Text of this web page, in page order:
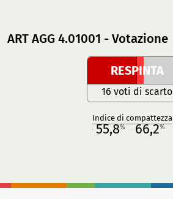
ART AGG 4.01001 - Votazione
RESPINTA
16 voti di scarto
Indice di compattezza
55,8% 66,2%